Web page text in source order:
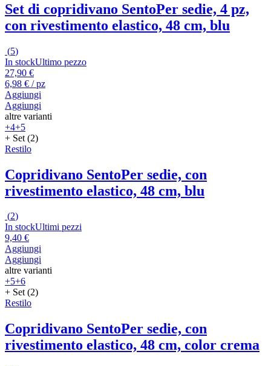
Set di copridivano SentoPer sedie, 4 pz,
con rivestimento elastico, 48 cm, blu
(5)
In stockUltimo pezzo
27,90 €
6,98 € / pz
Aggiungi
Aggiungi
altre varianti
+4+5
+ Set (2)
Restilo
Copridivano SentoPer sedie, con
rivestimento elastico, 48 cm, blu
(2)
In stockUltimi pezzi
9,40 €
Aggiungi
Aggiungi
altre varianti
+5+6
+ Set (2)
Restilo
Copridivano SentoPer sedie, con
rivestimento elastico, 48 cm, color crema